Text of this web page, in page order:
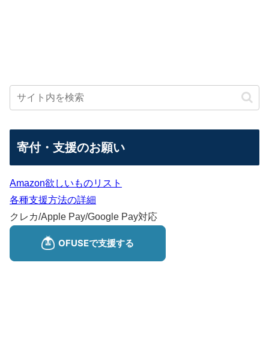
寄付・支援のお願い
Amazon欲しいものリスト
各種支援方法の詳細
クレカ/Apple Pay/Google Pay対応